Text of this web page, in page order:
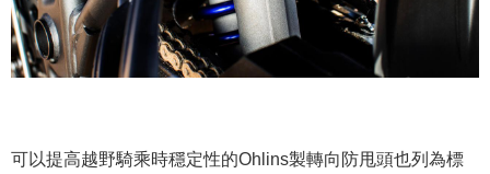
可以提高越野騎乘時穩定性的Ohlins製轉向防甩頭也列為標